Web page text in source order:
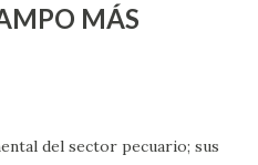
MÁS
del sector pecuario; sus